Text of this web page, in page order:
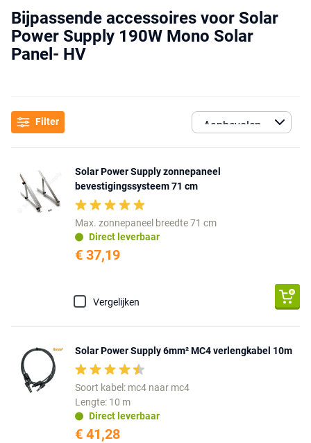
Bijpassende accessoires voor Solar
Power Supply 190W Mono Solar
Panel- HV
Filter
Solar Power Supply zonnepaneel
bevestigingssysteem 71 cm
Max. zonnepaneel breedte 71 cm
Direct leverbaar
€ 37,19
Vergelijken
Solar Power Supply 6mm² MC4 verlengkabel 10m
Soort kabel: mc4 naar mc4
Lengte: 10 m
Direct leverbaar
€ 41,28